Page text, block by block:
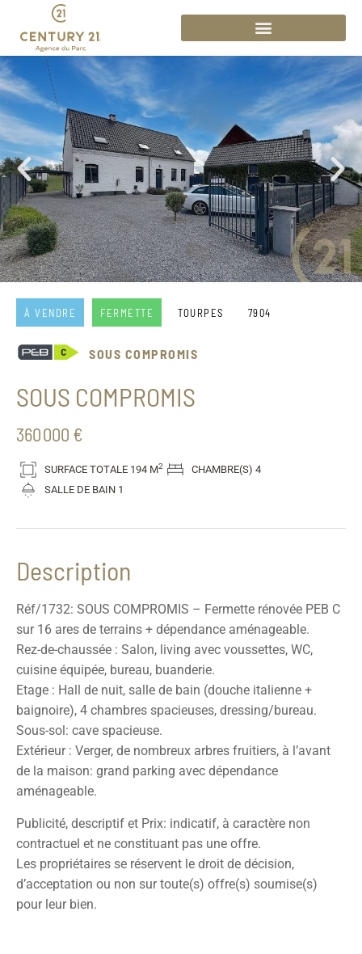
À VENDRE FERMETTE TOURPES 7904
SOUS COMPROMIS
SOUS COMPROMIS
360 000 €
SURFACE TOTALE 194 M2 CHAMBRE(S) 4
SALLE DE BAIN 1
Description
Réf/1732: SOUS COMPROMIS – Fermette rénovée PEB C
sur 16 ares de terrains + dépendance aménageable.
Rez-de-chaussée : Salon, living avec voussettes, WC,
cuisine équipée, bureau, buanderie.
Etage : Hall de nuit, salle de bain (douche italienne +
baignoire), 4 chambres spacieuses, dressing/bureau.
Sous-sol: cave spacieuse.
Extérieur : Verger, de nombreux arbres fruitiers, à l’avant
de la maison: grand parking avec dépendance
aménageable.
Publicité, descriptif et Prix: indicatif, à caractère non
contractuel et ne constituant pas une offre.
Les propriétaires se réservent le droit de décision,
d’acceptation ou non sur toute(s) offre(s) soumise(s)
pour leur bien.